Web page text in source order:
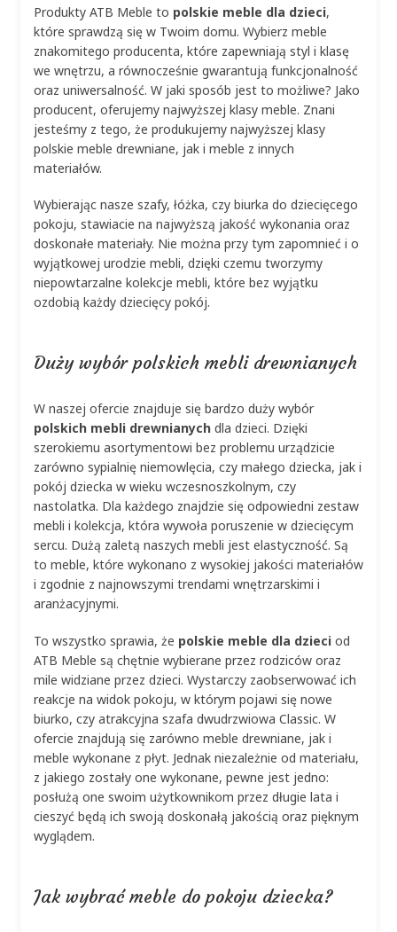
Produkty ATB Meble to polskie meble dla dzieci,
które sprawdzą się w Twoim domu. Wybierz meble
znakomitego producenta, które zapewniają styl i klasę
we wnętrzu, a równocześnie gwarantują funkcjonalność
oraz uniwersalność. W jaki sposób jest to możliwe? Jako
producent, oferujemy najwyższej klasy meble. Znani
jesteśmy z tego, że produkujemy najwyższej klasy
polskie meble drewniane, jak i meble z innych
materiałów.
Wybierając nasze szafy, łóżka, czy biurka do dziecięcego
pokoju, stawiacie na najwyższą jakość wykonania oraz
doskonałe materiały. Nie można przy tym zapomnieć i o
wyjątkowej urodzie mebli, dzięki czemu tworzymy
niepowtarzalne kolekcje mebli, które bez wyjątku
ozdobią każdy dziecięcy pokój.
Duży wybór polskich mebli drewnianych
W naszej ofercie znajduje się bardzo duży wybór
polskich mebli drewnianychdla dzieci. Dzięki
szerokiemu asortymentowi bez problemu urządzicie
zarówno sypialnię niemowlęcia, czy małego dziecka, jak i
pokój dziecka w wieku wczesnoszkolnym, czy
nastolatka. Dla każdego znajdzie się odpowiedni zestaw
mebli i kolekcja, która wywoła poruszenie w dziecięcym
sercu. Dużą zaletą naszych mebli jest elastyczność. Są
to meble, które wykonano z wysokiej jakości materiałów
i zgodnie z najnowszymi trendami wnętrzarskimi i
aranżacyjnymi.
To wszystko sprawia, że polskie meble dla dzieciod
ATB Meble są chętnie wybierane przez rodziców oraz
mile widziane przez dzieci. Wystarczy zaobserwować ich
reakcje na widok pokoju, w którym pojawi się nowe
biurko, czy atrakcyjna szafa dwudrzwiowa Classic. W
ofercie znajdują się zarówno meble drewniane, jak i
meble wykonane z płyt. Jednak niezależnie od materiału,
z jakiego zostały one wykonane, pewne jest jedno:
posłużą one swoim użytkownikom przez długie lata i
cieszyć będą ich swoją doskonałą jakością oraz pięknym
wyglądem.
Jak wybrać meble do pokoju dziecka?